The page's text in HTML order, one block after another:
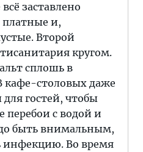
заставлено
и,
Второй
кругом.
сплошь в
столовых даже
гостей, чтобы
перебои с водой и
быть внимальным,
инфекцию. Во время